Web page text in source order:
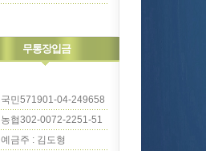
무통장입금
국민571901-04-249658
농협302-0072-2251-51
예금주 : 김도형